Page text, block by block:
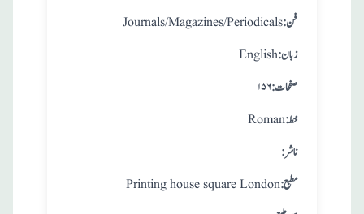
Journals/Magazines/Periodicals :فن
English:زبان
۱۵۶ :صفحات
Roman:خط
:ناشر
Printing house square London:مطبع